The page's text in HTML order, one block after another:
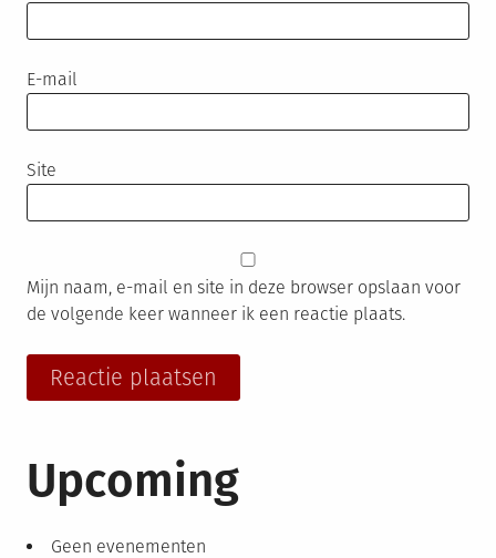
E-mail
Site
Mijn naam, e-mail en site in deze browser opslaan voor
de volgende keer wanneer ik een reactie plaats.
Upcoming
Geen evenementen